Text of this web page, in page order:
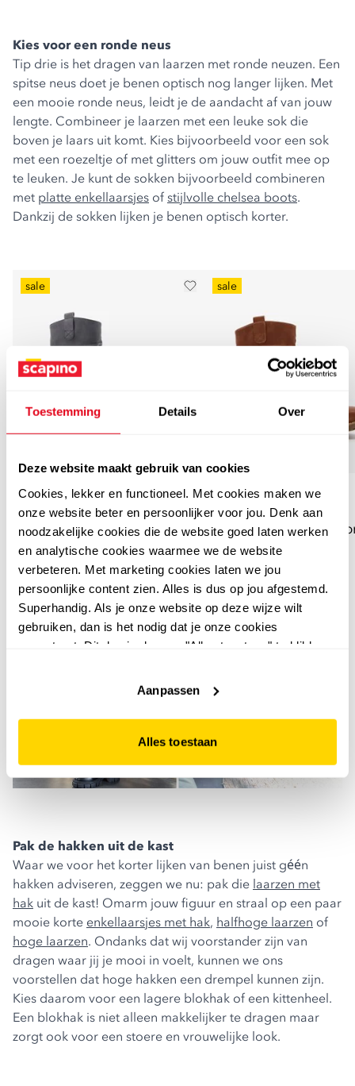
Toestemming Details Over
Deze website maakt gebruik van cookies
Cookies, lekker en functioneel. Met cookies maken we
onze website beter en persoonlijker voor jou. Denk aan
noodzakelijke cookies die de website goed laten werken
en analytische cookies waarmee we de website
verbeteren. Met marketing cookies laten we jou
persoonlijke content zien. Alles is dus op jou afgestemd.
Superhandig. Als je onze website op deze wijze wilt
gebruiken, dan is het nodig dat je onze cookies
accepteert. Dit doe je door op "Alles toestaan" te klikken.
website niet optimaal functioneert.
Aanpassen
Alles toestaan
Kies voor een ronde neus
Tip drie is het dragen van laarzen met ronde neuzen. Een
spitse neus doet je benen optisch nog langer lijken. Met
een mooie ronde neus, leidt je de aandacht af van jouw
lengte. Combineer je laarzen met een leuke sok die
boven je laars uit komt. Kies bijvoorbeeld voor een sok
met een roezeltje of met glitters om jouw outfit mee op
te leuken. Je kunt de sokken bijvoorbeeld combineren
met platte enkellaarsjes of stijlvolle chelsea boots.
Dankzij de sokken lijken je benen optisch korter.
sale
Blue Box
Blue Box dames
enkellaarsjes zwart
49,991250
sale
Blue Box
Blue Box dames
enkellaarsjes cognac
49,991250
Pak de hakken uit de kast
Waar we voor het korter lijken van benen juist géén
hakken adviseren, zeggen we nu: pak die laarzen met
hak uit de kast! Omarm jouw figuur en straal op een paar
mooie korte enkellaarsjes met hak, halfhoge laarzen of
hoge laarzen. Ondanks dat wij voorstander zijn van
dragen waar jij je mooi in voelt, kunnen we ons
voorstellen dat hoge hakken een drempel kunnen zijn.
Kies daarom voor een lagere blokhak of een kittenheel.
Een blokhak is niet alleen makkelijker te dragen maar
zorgt ook voor een stoere en vrouwelijke look.